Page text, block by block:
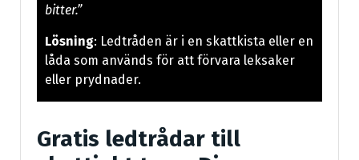
bitter.”
Lösning: Ledtråden är i en skattkista eller en
låda som används för att förvara leksaker
eller prydnader.
Gratis ledtrådar till